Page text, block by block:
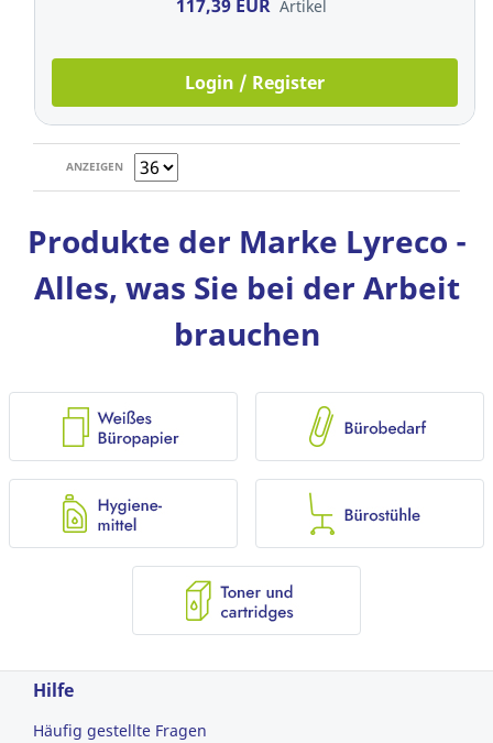
117,39 EUR Artikel
Login / Register
ANZEIGEN
Produkte der Marke Lyreco -
Alles, was Sie bei der Arbeit
brauchen
Hilfe
Häufig gestellte Fragen